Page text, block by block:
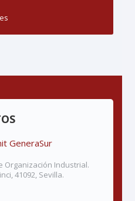
GeneraSur
Organización Industrial.
41092, Sevilla.